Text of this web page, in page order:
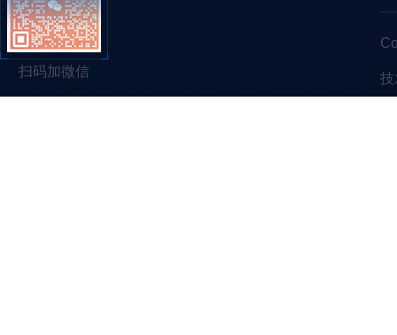
扫码加微信 技